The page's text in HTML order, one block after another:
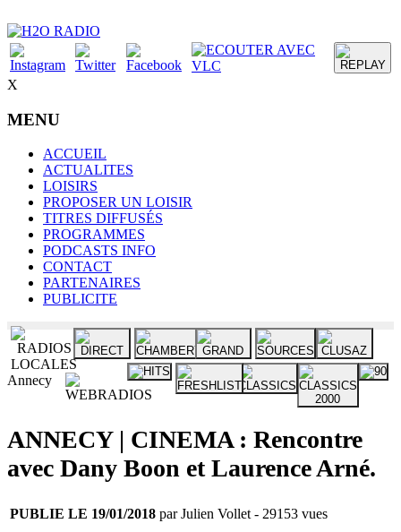
X
MENU
ACCUEIL
ACTUALITES
LOISIRS
PROPOSER UN LOISIR
TITRES DIFFUSÉS
PROGRAMMES
PODCASTS INFO
CONTACT
PARTENAIRES
PUBLICITE
Annecy
ANNECY | CINEMA : Rencontre
avec Dany Boon et Laurence Arné.
PUBLIE LE 19/01/2018 par Julien Vollet - 29153 vues